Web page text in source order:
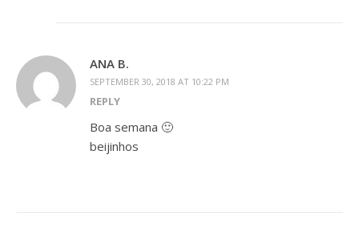
ANA B.
SEPTEMBER 30, 2018 AT 10:22 PM
REPLY
Boa semana 🙂
beijinhos